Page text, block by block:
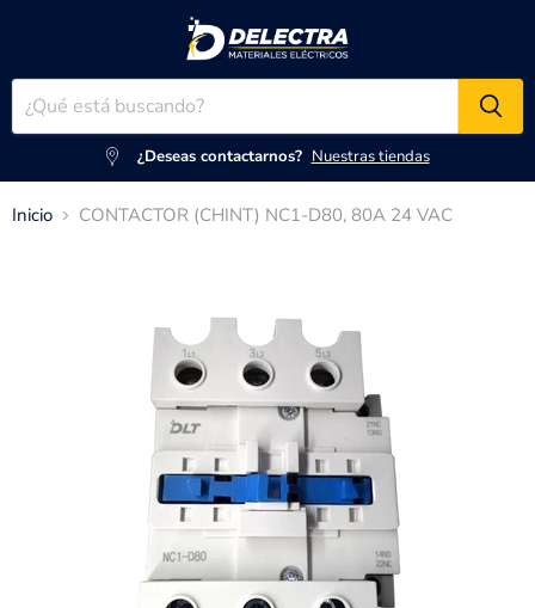
¿Deseas contactarnos? Nuestras tiendas
Inicio CONTACTOR (CHINT) NC1-D80, 80A 24 VAC